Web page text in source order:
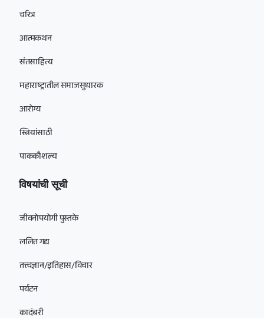
चरित्र
आत्मकथन
संतसाहित्य
महाराष्ट्रातील समाजसुधारक
आरोग्य
स्त्रियांसाठी
पाककौशल्य
विषयांची सूची
जीवनोपयोगी पुस्तके
ललित गद्य
तत्त्वज्ञान/इतिहास/विचार
पर्यटन
कादंबरी